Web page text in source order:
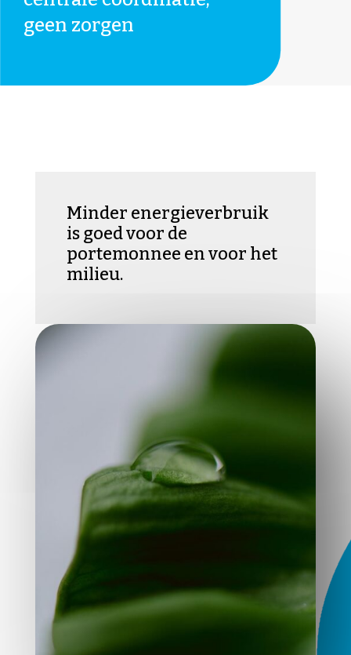
geen zorgen
Minder energieverbruik
is goed voor de
portemonnee en voor het
milieu.